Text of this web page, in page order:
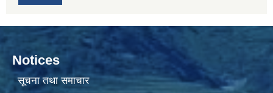
Notices
सूचना तथा समाचार